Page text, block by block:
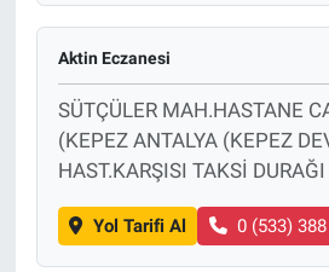
Aktin Eczanesi
SÜTÇÜLER MAH.HASTANE
(KEPEZ ANTALYA (KEPEZ
HAST.KARŞISI TAKSİ
Yol Tarifi Al 0 (533)